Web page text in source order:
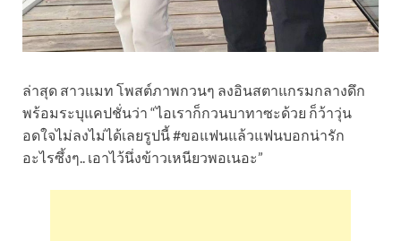
ล่าสุด สาวแมท โพสต์ภาพกวนๆ ลงอินสตาแกรมกลางดึก
พร้อมระบุแคปชั่นว่า “ไอเราก็กวนบาทาซะด้วย ก็ว้าวุ่น
อดใจไม่ลงไม่ได้เลยรูปนี้ #ขอแฟนแล้วแฟนบอกน่ารัก
อะไรซึ้งๆ.. เอาไว้นึ่งข้าวเหนียวพอเนอะ”